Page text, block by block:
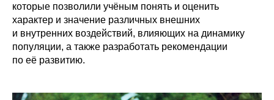
которые позволили учёным понять и оценить
характер и значение различных внешних
и внутренних воздействий, влияющих на динамику
популяции, а также разработать рекомендации
по её развитию.